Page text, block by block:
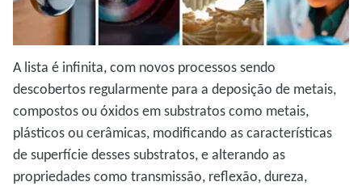
A lista é infinita, com novos processos sendo
descobertos regularmente para a deposição de metais,
compostos ou óxidos em substratos como metais,
plásticos ou cerâmicas, modificando as características
de superfície desses substratos, e alterando as
propriedades como transmissão, reflexão, dureza,